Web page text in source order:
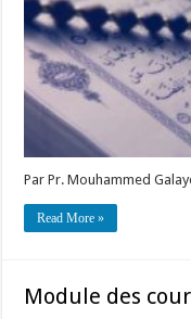
Par Pr. Mouhammed
Read More »
Module des